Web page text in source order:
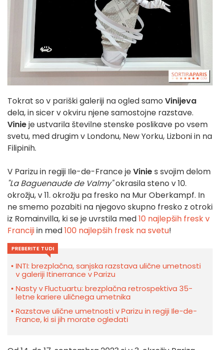
Tokrat so v pariški galeriji na ogled samo Vinijeva
dela, in sicer v okviru njene samostojne razstave.
Vinieje ustvarila številne stenske poslikave po vsem
svetu, med drugim v Londonu, New Yorku, Lizboni in na
Filipinih.
V Parizu in regiji Ile-de-France jeVinies svojim delom
"La Baguenaude de Valmy"okrasila steno v 10.
okrožju, v 11. okrožju pa fresko na Mur Oberkampf. In
ne smemo pozabiti na njegovo skupno fresko z otroki
iz Romainvilla, ki se je uvrstila med10 najlepših fresk v
Francijiin med100 najlepših fresk na svetu!
PREBERITE TUDI
INTI: brezplačna, sanjska razstava ulične umetnosti
v galeriji Itinerrance v Parizu
Nasty v Fluctuartu: brezplačna retrospektiva 35-
letne kariere uličnega umetnika
Razstave ulične umetnosti v Parizu in regiji Ile-de-
France, ki si jih morate ogledati